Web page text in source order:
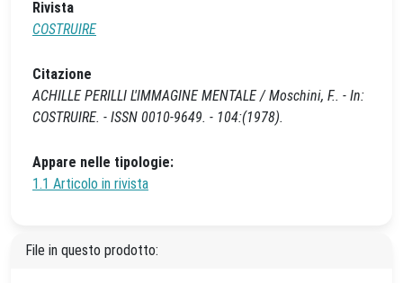
Rivista
COSTRUIRE
Citazione
ACHILLE PERILLI L'IMMAGINE MENTALE / Moschini, F.. - In:
COSTRUIRE. - ISSN 0010-9649. - 104:(1978).
Appare nelle tipologie:
1.1 Articolo in rivista
File in questo prodotto: